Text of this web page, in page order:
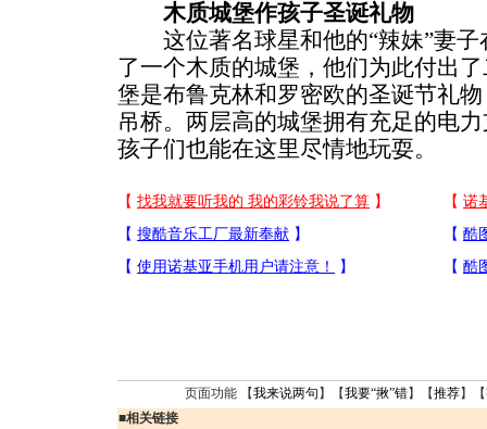
木质城堡作孩子圣诞礼物
这位著名球星和他的“辣妹”妻子
了一个木质的城堡，他们为此付出
堡是布鲁克林和罗密欧的圣诞节礼
吊桥。两层高的城堡拥有充足的电
孩子们也能在这里尽情地玩耍。
页面功能 【我来说两句 】【我要“揪”错】【推荐】
■相关链接